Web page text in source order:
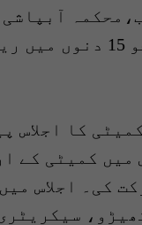
مشتمل ایک کمیٹی
کا اجلاس
میں کمیٹی کے
کی۔ اجلاس